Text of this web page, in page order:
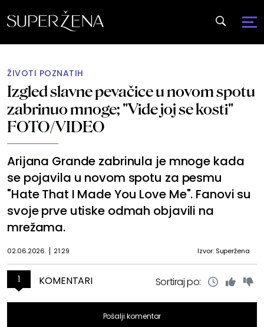
ŽIVOTI POZNATIH
Izgled slavne pevačice u novom spotu
zabrinuo mnoge; "Vide joj se kosti"
FOTO/VIDEO
Arijana Grande zabrinula je mnoge kada
se pojavila u novom spotu za pesmu
"Hate That I Made You Love Me". Fanovi su
svoje prve utiske odmah objavili na
mrežama.
02.06.2026. 21:29 Izvor: Superžena
1 KOMENTARI Sortiraj po:
Pošalji komentar